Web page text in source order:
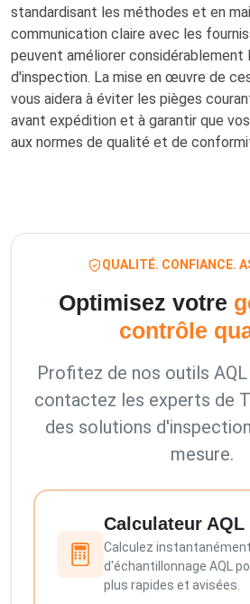
standardisant les méthodes et en
communication claire avec les
peuvent améliorer considérablement
d'inspection. La mise en œuvre de
vous aidera à éviter les pièges
avant expédition et à garantir que
aux normes de qualité et de
QUALITÉ. CONFIANCE.
Optimisez votre
contrôle
Profitez de nos outils
contactez les experts de
des solutions
mesure.
Calculateur AQL
Calculez
d'échantillonnage AQL
plus rapides et avisées.